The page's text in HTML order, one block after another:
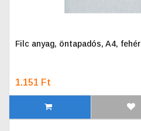
Filc anyag, öntapadós, A4, fehér
1.151 Ft